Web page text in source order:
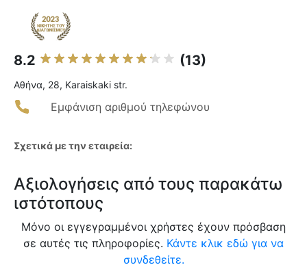
8.2 (13)
Αθήνα, 28, Karaiskaki str.
Εμφάνιση αριθμού τηλεφώνου
Σχετικά με την εταιρεία:
Αξιολογήσεις από τους παρακάτω
ιστότοπους
Μόνο οι εγγεγραμμένοι χρήστες έχουν πρόσβαση
σε αυτές τις πληροφορίες. Κάντε κλικ εδώ για να
συνδεθείτε.